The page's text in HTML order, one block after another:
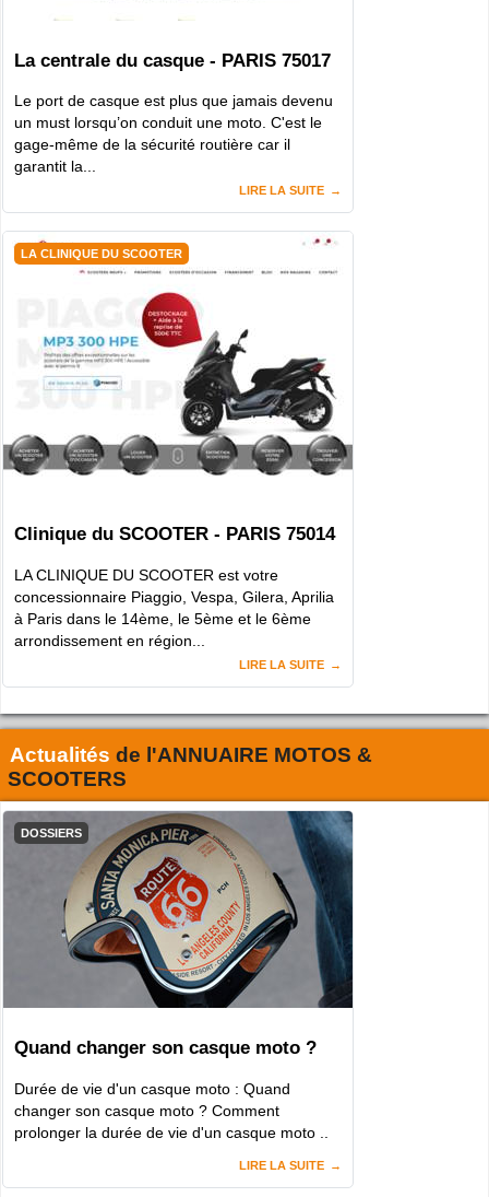
La centrale du casque - PARIS 75017
Le port de casque est plus que jamais devenu
un must lorsqu’on conduit une moto. C'est le
gage-même de la sécurité routière car il
garantit la...
LIRE LA SUITE
LA CLINIQUE DU SCOOTER
Clinique du SCOOTER - PARIS 75014
LA CLINIQUE DU SCOOTER est votre
concessionnaire Piaggio, Vespa, Gilera, Aprilia
à Paris dans le 14ème, le 5ème et le 6ème
arrondissement en région...
LIRE LA SUITE
Actualités de l'ANNUAIRE MOTOS &
SCOOTERS
DOSSIERS
Quand changer son casque moto ?
Durée de vie d'un casque moto : Quand
changer son casque moto ? Comment
prolonger la durée de vie d'un casque moto ..
LIRE LA SUITE